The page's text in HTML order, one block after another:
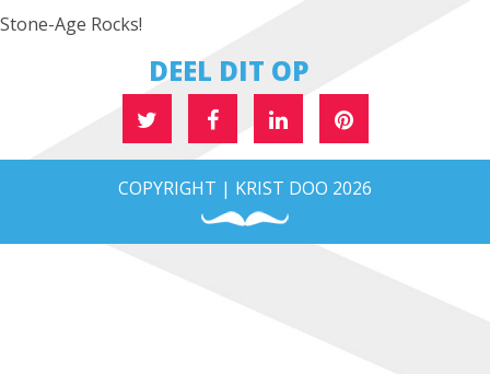
Stone-Age Rocks!
DEEL DIT OP
COPYRIGHT | KRIST DOO 2026